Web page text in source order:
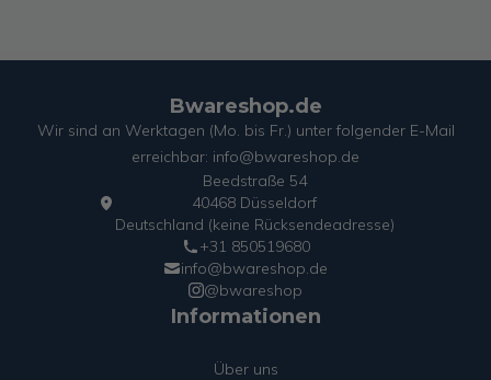
Bwareshop.de
Wir sind an Werktagen (Mo. bis Fr.) unter folgender E-Mail
erreichbar: info@bwareshop.de
Beedstraße 54
40468 Düsseldorf
Deutschland (keine Rücksendeadresse)
+31 850519680
info@bwareshop.de
@bwareshop
Informationen
Über uns